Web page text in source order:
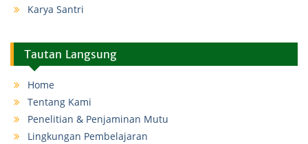
Karya Santri
Tautan Langsung
Home
Tentang Kami
Penelitian & Penjaminan Mutu
Lingkungan Pembelajaran